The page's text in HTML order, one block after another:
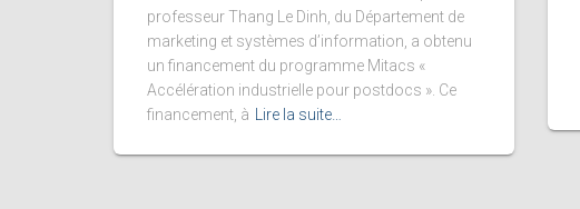
professeur Thang Le Dinh, du Département de
marketing et systèmes d’information, a obtenu
un financement du programme Mitacs «
Accélération industrielle pour postdocs ». Ce
financement, à
Lire la suite…